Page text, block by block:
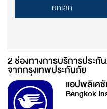
ยกเลิก
2 ช่องทางการบริการประกั
จากกรุงเทพประกันภัย
แอปพลิเค
Bangkok